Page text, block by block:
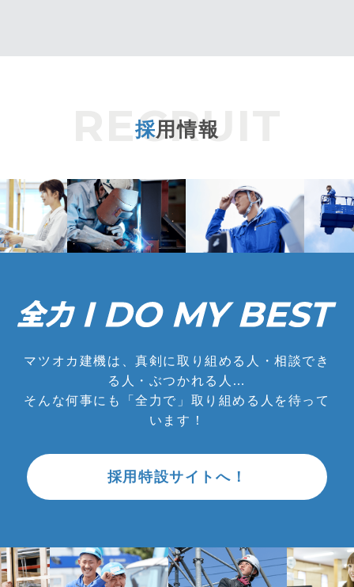
採用情報
マツオカ建機は、真剣に取り組める人・相談でき
る人・ぶつかれる人…
そんな何事にも「全力で」取り組める人を待って
います！
採用特設サイトへ！